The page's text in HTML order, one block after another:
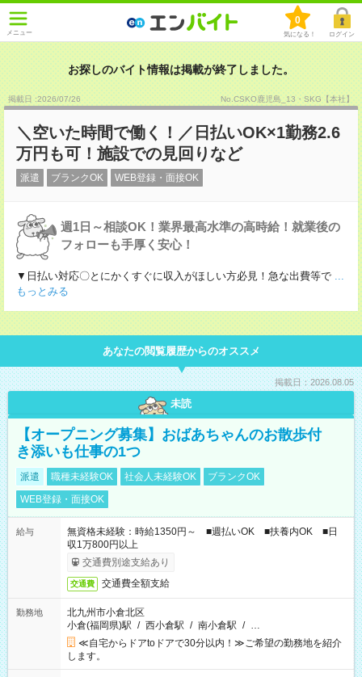
メニュー
0
気になる！ ログイン
お探しのバイト情報は掲載が終了しました。
掲載日 :2026/07/26 No.CSKO鹿児島_13・SKG【本社】
＼空いた時間で働く！／日払いOK×1勤務2.6
万円も可！施設での見回りなど
派遣 ブランクOK WEB登録・面接OK
週1日～相談OK！業界最高水準の高時給！就業後の
フォローも手厚く安心！
▼日払い対応〇とにかくすぐに収入がほしい方必見！急な出費等で ...
もっとみる
あなたの閲覧履歴からのオススメ
掲載日：2026.08.05
未読
【オープニング募集】おばあちゃんのお散歩付
き添いも仕事の1つ
派遣 職種未経験OK 社会人未経験OK
ブランクOK
WEB登録・面接OK
給与
無資格未経験：時給1350円～ ■週払いOK ■扶養内OK ■日
収1万800円以上
交通費別途支給あり
交通費 交通費全額支給
勤務地
北九州市小倉北区
小倉(福岡県)駅 / 西小倉駅 / 南小倉駅 / …
≪自宅からドアtoドアで30分以内！≫ご希望の勤務地を紹介
します。